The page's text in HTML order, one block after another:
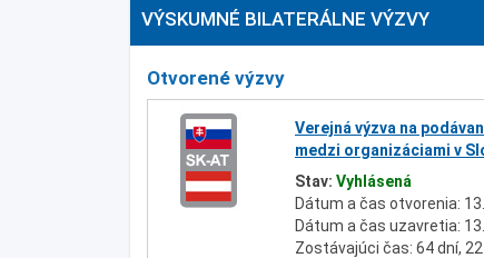
VÝSKUMNÉ BILATERÁLNE VÝZVY
Otvorené výzvy
Verejná výzva na
medzi organizáciami v
Stav: Vyhlásená
Dátum a čas otvorenia:
Dátum a čas uzavretia:
Zostávajúci čas: 64 dní,